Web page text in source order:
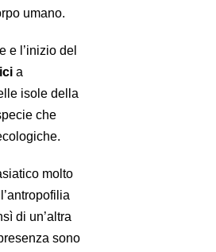
umano.
e l’inizio del
a
isole della
che
molto
di un’altra
sono